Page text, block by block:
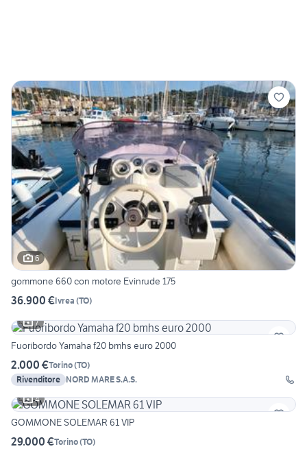
6
gommone 660 con motore Evinrude 175
36.900 €Ivrea (TO)
7
Fuoribordo Yamaha f20 bmhs euro 2000
2.000 €Torino(TO)
Rivenditore NORD MARE S.A.S.
4
GOMMONE SOLEMAR 61 VIP
29.000 €Torino(TO)